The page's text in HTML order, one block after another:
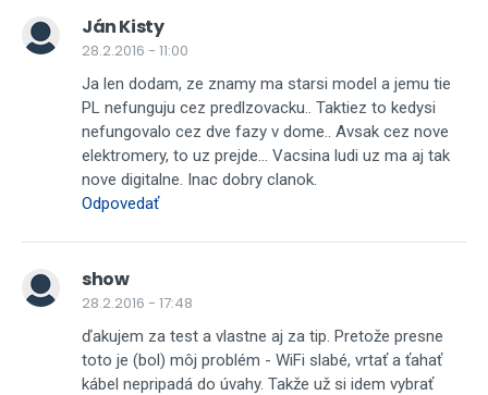
Ján Kisty
28.2.2016 - 11:00
Ja len dodam, ze znamy ma starsi model a jemu tie
PL nefunguju cez predlzovacku.. Taktiez to kedysi
nefungovalo cez dve fazy v dome.. Avsak cez nove
elektromery, to uz prejde... Vacsina ludi uz ma aj tak
nove digitalne. Inac dobry clanok.
Odpovedať
show
28.2.2016 - 17:48
ďakujem za test a vlastne aj za tip. Pretože presne
toto je (bol) môj problém - WiFi slabé, vrtať a ťahať
kábel nepripadá do úvahy. Takže už si idem vybrať